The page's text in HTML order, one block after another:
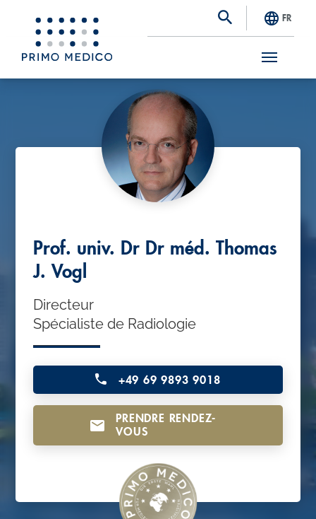
S
n
FR
Prof. univ. Dr Dr méd. Thomas
J. Vogl
Directeur
Spécialiste de Radiologie
+49 69 9893 9018
PRENDRE RENDEZ-
VOUS